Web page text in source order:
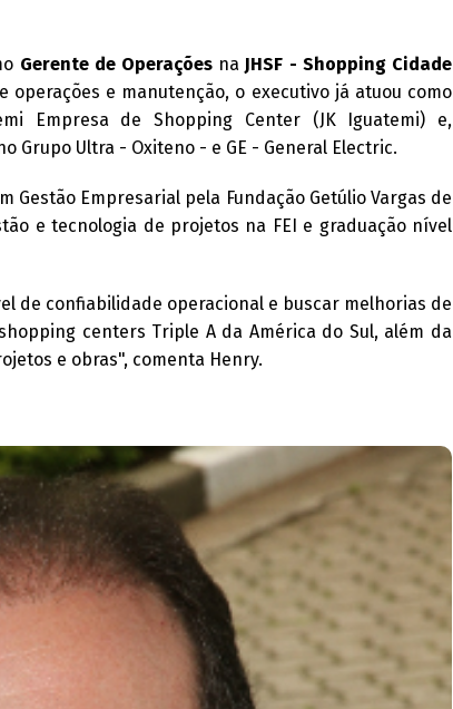
Gerente de Operaçõesna JHSF - Shopping Cidade
operações e manutenção, o executivo já atuou como
Empresa de Shopping Center (JK Iguatemi) e,
Grupo Ultra - Oxiteno - e GE - General Electric.
Gestão Empresarial pela Fundação Getúlio Vargas de
e tecnologia de projetos na FEI e graduação nível
de confiabilidade operacional e buscar melhorias de
centers Triple A da América do Sul, além da
e obras", comenta Henry.